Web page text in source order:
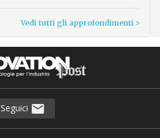
Vedi tutti gli approfondimenti >
Seguici